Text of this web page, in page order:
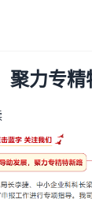
聚力专精